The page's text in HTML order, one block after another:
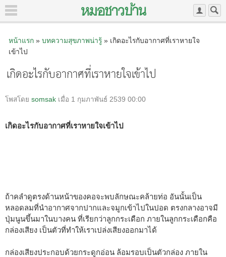
หน้าแรก» บทความสุขภาพน่ารู้» เกิดอะไรกับอากาศที่เราหายใจ
เข้าไป
เกิดอะไรกับอากาศที่เราหายใจเข้าไป
โพสโดย somsak เมื่อ 1 กุมภาพันธ์ 2539 00:00
เกิดอะไรกับอากาศที่เราหายใจเข้าไป
ถ้าคลำดูตรงด้านหน้าของคอจะพบลักษณะคล้ายท่อ อันนั้นเป็น
หลอดลมที่นำอากาศจากปากและจมูกเข้าไปในปอด ตรงกลางอาจมี
ปุ่มนูนขึ้นมาในบางคน ที่เรียกว่าลูกกระเดือก ภายในลูกกระเดือกคือ
กล่องเสียง เป็นตัวที่ทำให้เราเปล่งเสียงออกมาได้
กล่องเสียงประกอบด้วยกระดูกอ่อน ล้อมรอบเป็นตัวกล่อง ภายใน